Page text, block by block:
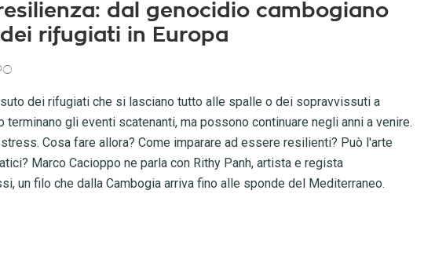
dal genocidio cambogiano
rifugiati in Europa
dei rifugiati che si lasciano tutto alle spalle o dei sopravvissuti a
terminano gli eventi scatenanti, ma possono continuare negli anni a venire.
Cosa fare allora? Come imparare ad essere resilienti? Può l'arte
Marco Cacioppo ne parla con Rithy Panh, artista e regista
un filo che dalla Cambogia arriva fino alle sponde del Mediterraneo.